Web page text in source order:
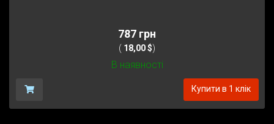
787 грн
( 18,00 $)
В наявності
Купити в 1 клік